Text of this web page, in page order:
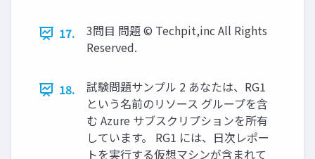
17.
3問目 問題 © Techpit,inc All Rights
Reserved.
18.
試験問題サンプル 2 あなたは、RG1
という名前のリソース グループを含
む Azure サブスクリプションを所有
しています。 RG1 には、日次レポー
トを実行する仮想マシンが含まれて